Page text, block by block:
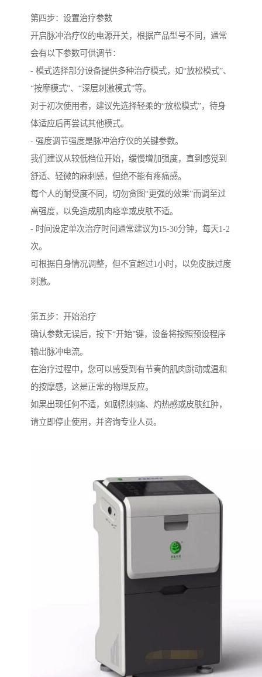
第四步：设置治疗参数
开启脉冲治疗仪的电源开关，根据产品型号不同，通常
会有以下参数可供调节：
- 模式选择部分设备提供多种治疗模式，如“放松模式”、
“按摩模式”、“深层刺激模式”等。
对于初次使用者，建议先选择轻柔的“放松模式”，待身
体适应后再尝试其他模式。
- 强度调节强度是脉冲治疗仪的关键参数。
我们建议从较低档位开始，缓慢增加强度，直到感觉到
舒适、轻微的麻刺感，但绝不能有疼痛感。
每个人的耐受度不同，切勿贪图“更强的效果”而调至过
高强度，以免造成肌肉痉挛或皮肤不适。
- 时间设定单次治疗时间通常建议为15-30分钟，每天1-2
次。
可根据自身情况调整，但不宜超过1小时，以免皮肤过度
刺激。
第五步：开始治疗
确认参数无误后，按下“开始”键，设备将按照预设程序
输出脉冲电流。
在治疗过程中，您可以感受到有节奏的肌肉跳动或温和
的按摩感，这是正常的物理反应。
如果出现任何不适，如剧烈刺痛、灼热感或皮肤红肿，
请立即停止使用，并咨询专业人员。